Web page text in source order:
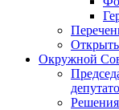
Окружной
Решения